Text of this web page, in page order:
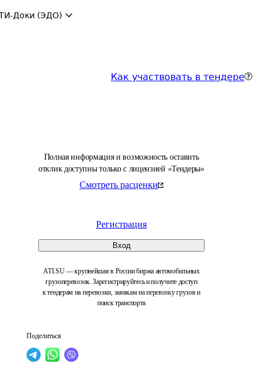
Доки (ЭДО)
Как участвовать в тендере
Полная информация и возможность оставить
отклик доступны только с лицензией «Тендеры»
Смотреть расценки
Регистрация
Вход
ATI.SU — крупнейшая в России биржа автомобильных
грузоперевозок. Зарегистрируйтесь и получите доступ
к тендерам на перевозки, заявкам на перевозку грузов и
поиск транспорта
Поделиться